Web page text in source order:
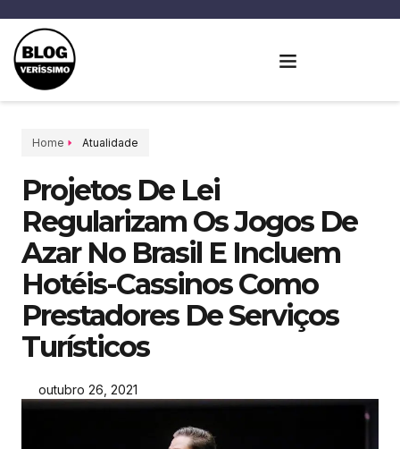
Home Atualidade
Projetos De Lei
Regularizam Os Jogos De
Azar No Brasil E Incluem
Hotéis-Cassinos Como
Prestadores De Serviços
Turísticos
outubro 26, 2021